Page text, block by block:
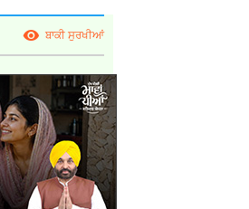
ਬਾਕੀ ਸੁਰਖੀਆਂ